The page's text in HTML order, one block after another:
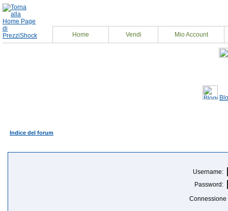
Home Vendi Mio Account
Indice del forum
Username:
Password: